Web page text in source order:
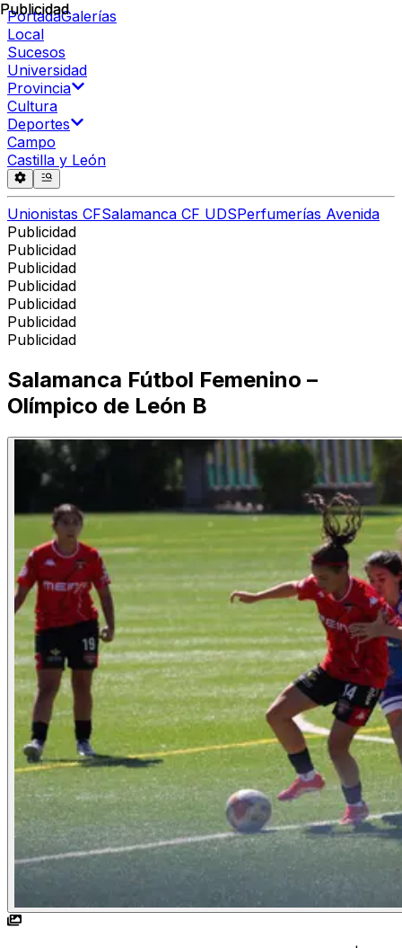
PortadaGalerías
Local
Sucesos
Universidad
Provincia
Cultura
Deportes
Campo
Castilla y León
Unionistas CFSalamanca CF UDSPerfumerías Avenida
Publicidad
Publicidad
Publicidad
Publicidad
Publicidad
Publicidad
Publicidad
Publicidad
Salamanca Fútbol Femenino –
Olímpico de León B
Publicidad